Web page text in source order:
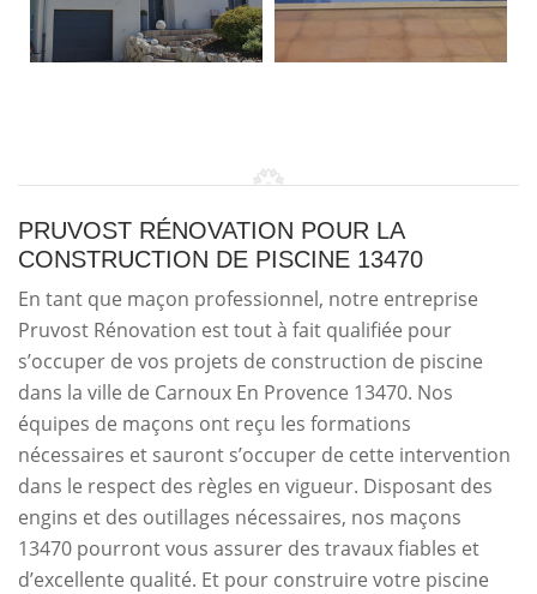
PRUVOST RÉNOVATION POUR LA
CONSTRUCTION DE PISCINE 13470
En tant que maçon professionnel, notre entreprise
Pruvost Rénovation est tout à fait qualifiée pour
s’occuper de vos projets de construction de piscine
dans la ville de Carnoux En Provence 13470. Nos
équipes de maçons ont reçu les formations
nécessaires et sauront s’occuper de cette intervention
dans le respect des règles en vigueur. Disposant des
engins et des outillages nécessaires, nos maçons
13470 pourront vous assurer des travaux fiables et
d’excellente qualité. Et pour construire votre piscine